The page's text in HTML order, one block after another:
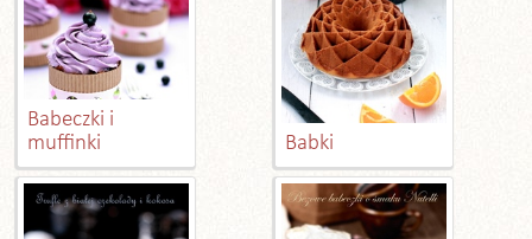
Babeczki i
muffinki
Babki